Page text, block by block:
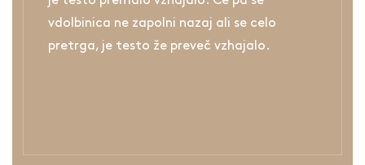
vdolbinica ne zapolni nazaj ali se celo
pretrga, je testo že preveč vzhajalo.